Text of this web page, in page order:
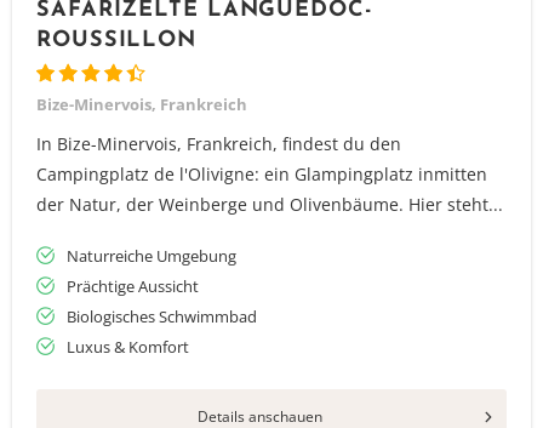
SAFARIZELTE LANGUEDOC-
ROUSSILLON
Bize-Minervois, Frankreich
In Bize-Minervois, Frankreich, findest du den
Campingplatz de l'Olivigne: ein Glampingplatz inmitten
der Natur, der Weinberge und Olivenbäume. Hier steht...
Naturreiche Umgebung
Prächtige Aussicht
Biologisches Schwimmbad
Luxus & Komfort
Details anschauen